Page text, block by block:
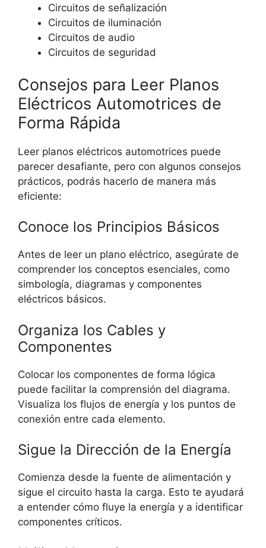
Circuitos de señalización
Circuitos de iluminación
Circuitos de audio
Circuitos de seguridad
Consejos para Leer Planos
Eléctricos Automotrices de
Forma Rápida
Leer planos eléctricos automotrices puede
parecer desafiante, pero con algunos consejos
prácticos, podrás hacerlo de manera más
eficiente:
Conoce los Principios Básicos
Antes de leer un plano eléctrico, asegúrate de
comprender los conceptos esenciales, como
simbología, diagramas y componentes
eléctricos básicos.
Organiza los Cables y
Componentes
Colocar los componentes de forma lógica
puede facilitar la comprensión del diagrama.
Visualiza los flujos de energía y los puntos de
conexión entre cada elemento.
Sigue la Dirección de la Energía
Comienza desde la fuente de alimentación y
sigue el circuito hasta la carga. Esto te ayudará
a entender cómo fluye la energía y a identificar
componentes críticos.